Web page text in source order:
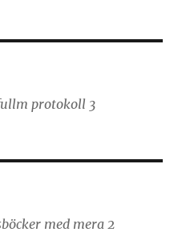
protokoll 3
med mera 2